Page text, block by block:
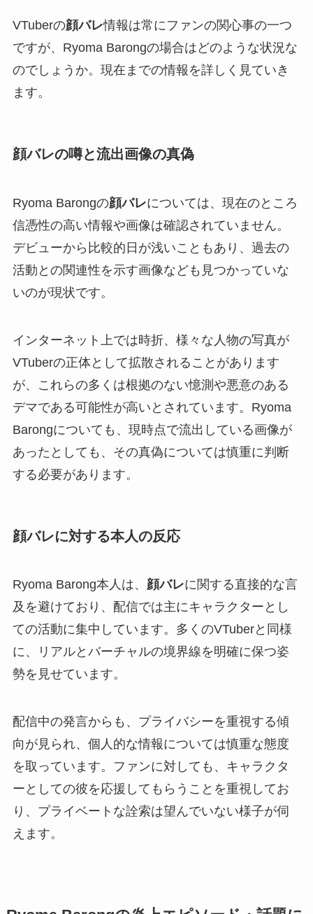
VTuberの顔バレ情報は常にファンの関心事の一つ
ですが、Ryoma Barongの場合はどのような状況な
のでしょうか。現在までの情報を詳しく見ていき
ます。
顔バレの噂と流出画像の真偽
Ryoma Barongの顔バレについては、現在のところ
信憑性の高い情報や画像は確認されていません。
デビューから比較的日が浅いこともあり、過去の
活動との関連性を示す画像なども見つかっていな
いのが現状です。
インターネット上では時折、様々な人物の写真が
VTuberの正体として拡散されることがあります
が、これらの多くは根拠のない憶測や悪意のある
デマである可能性が高いとされています。Ryoma
Barongについても、現時点で流出している画像が
あったとしても、その真偽については慎重に判断
する必要があります。
顔バレに対する本人の反応
Ryoma Barong本人は、 顔バレに関する直接的な言
及を避けており、配信では主にキャラクターとし
ての活動に集中しています。多くのVTuberと同様
に、リアルとバーチャルの境界線を明確に保つ姿
勢を見せています。
配信中の発言からも、プライバシーを重視する傾
向が見られ、個人的な情報については慎重な態度
を取っています。ファンに対しても、キャラクタ
ーとしての彼を応援してもらうことを重視してお
り、プライベートな詮索は望んでいない様子が伺
えます。